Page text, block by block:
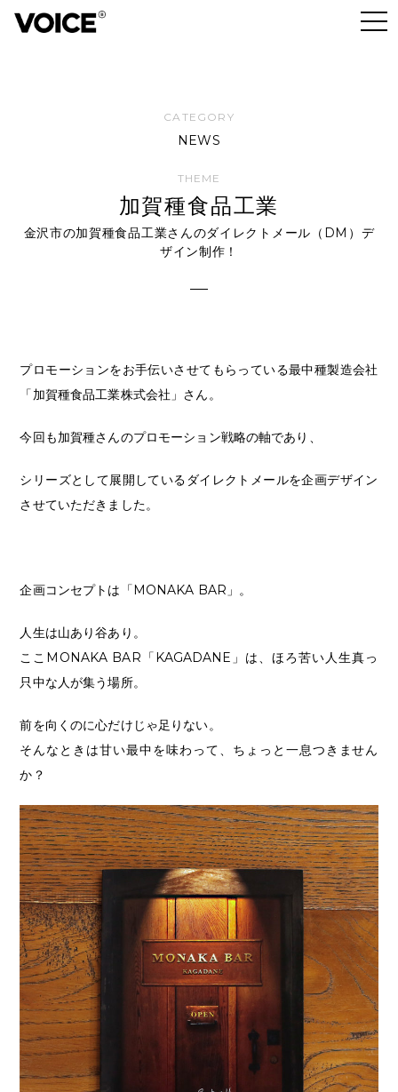
NEWS
加賀種食品工業
金沢市の加賀種食品工業さんのダイレクトメール（DM）デ
ザイン制作！
プロモーションをお手伝いさせてもらっている最中種製造会社
「加賀種食品工業株式会社」さん。
今回も加賀種さんのプロモーション戦略の軸であり、
シリーズとして展開しているダイレクトメールを企画デザイン
させていただきました。
企画コンセプトは「MONAKA BAR」。
人生は山あり谷あり。
ここMONAKA BAR「KAGADANE」は、ほろ苦い人生真っ
只中な人が集う場所。
前を向くのに心だけじゃ足りない。
そんなときは甘い最中を味わって、ちょっと一息つきません
か？